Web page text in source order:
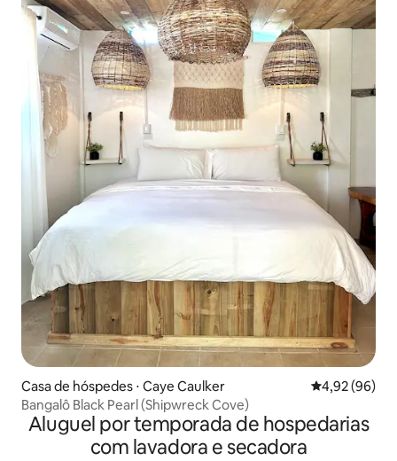
Casa de hóspedes ⋅ Caye Caulker 4,92 de uma
4,92 (96)
Bangalô Black Pearl (Shipwreck Cove)
Aluguel por temporada de hospedarias
com lavadora e secadora